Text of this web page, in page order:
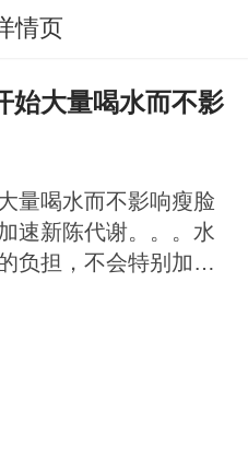
情页
始大量喝水而不影
量喝水而不影响瘦脸
速新陈代谢。。。水
负担，不会特别加速
、适当喝水。